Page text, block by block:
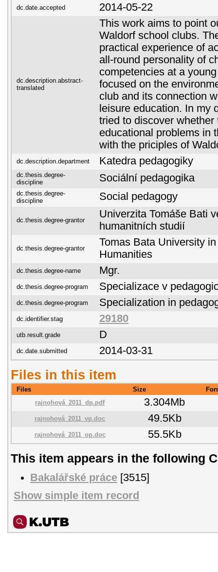
dc.date.accepted 2014-05-22
dc.description.abstract-
translated
This work aims to point
Waldorf school clubs.
practical experience of
all-round personality of
competencies at a
focused on the
club and its connection
leisure education. In my
tried to discover whether
educational problems in
with the priciples of
dc.description.department Katedra pedagogiky
dc.thesis.degree-
discipline
Sociální pedagogika
dc.thesis.degree-
discipline
Social pedagogy
dc.thesis.degree-grantor
Univerzita Tomáše Bati
humanitních studií
dc.thesis.degree-grantor
Tomas Bata University
Humanities
dc.thesis.degree-name Mgr.
dc.thesis.degree-program Specializace v
dc.thesis.degree-program Specialization in
dc.identifier.stag 29180
utb.result.grade D
dc.date.submitted 2014-03-31
Files in this item
Files Size
rajnohová_2011_dp.pdf
3.304Mb
rajnohová_2011_vp.doc 49.5Kb
rajnohová_2011_op.doc 55.5Kb
This item appears in the following
Bakalářské práce [3515]
Show simple item record